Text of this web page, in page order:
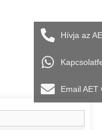
Hívja az
Email AET